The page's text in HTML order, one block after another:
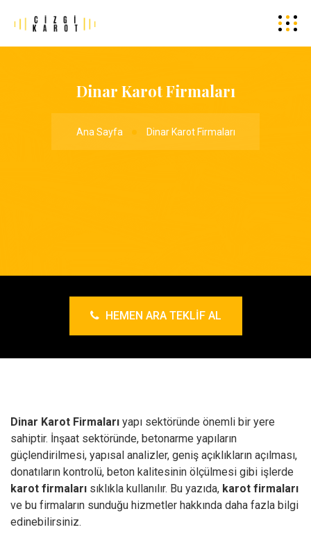
Dinar Karot Firmaları
Ana Sayfa Dinar Karot Firmaları
HEMEN ARA TEKLIF AL
Dinar Karot Firmaları yapı sektöründe önemli bir yere
sahiptir. İnşaat sektöründe, betonarme yapıların
güçlendirilmesi, yapısal analizler, geniş açıklıkların açılması,
donatıların kontrolü, beton kalitesinin ölçülmesi gibi işlerde
karot firmaları sıklıkla kullanılır. Bu yazıda, karot firmaları
ve bu firmaların sunduğu hizmetler hakkında daha fazla bilgi
edinebilirsiniz.